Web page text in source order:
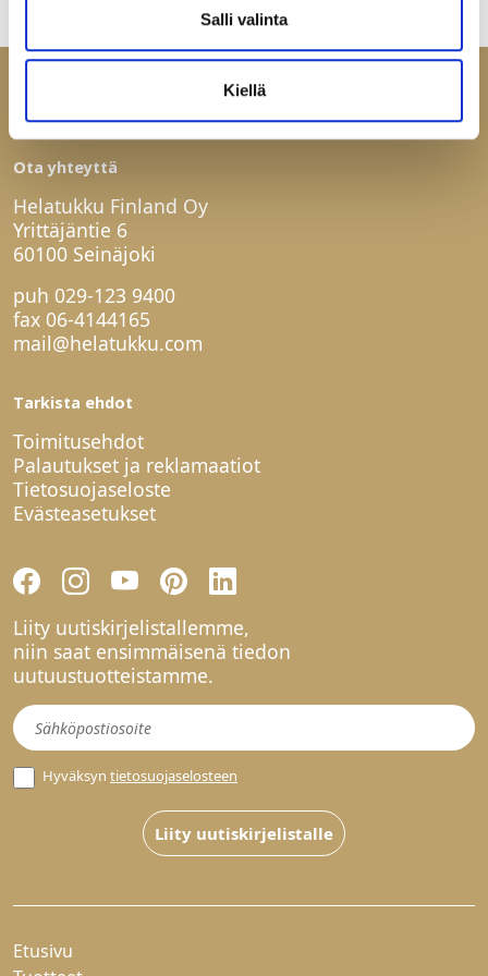
Salli valinta
Kiellä
Ota yhteyttä
Helatukku Finland Oy
Yrittäjäntie 6
60100 Seinäjoki
puh 029-123 9400
fax 06-4144165
mail@helatukku.com
Tarkista ehdot
Toimitusehdot
Palautukset ja reklamaatiot
Tietosuojaseloste
Evästeasetukset
Liity uutiskirjelistallemme,
niin saat ensimmäisenä tiedon
uutuustuotteistamme.
Uutiskirje
Hyväksyn tietosuojaselosteen
Liity uutiskirjelistalle
Etusivu